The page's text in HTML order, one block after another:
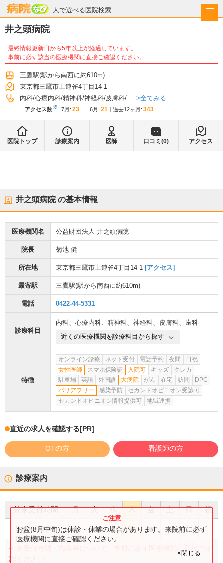
人で選べる医院検索
病院なび
井之頭病院
最終情報更新日から5年以上が経過しています。
事前に必ず該当の医療機関に直接ご確認ください。
三鷹駅(駅から南西に約610m)
東京都三鷹市上連雀4丁目14-1
内科 心療内科 精神科 神経科 皮膚科 ... 全てみる
アクセス数※ 7月 : 23 6月 : 21 過去12ヶ月: 343
医院トップ 診療案内 医師 口コミ(0) アクセス
井之頭病院の基本情報
医療機関名 公益財団法人 井之頭病院
院長 菊池 健
所在地 東京都三鷹市上連雀4丁目14-1 [アクセス]
最寄駅 三鷹駅(駅から南西に約610m)
電話 0422-44-5331
診療科目
内科、 心療内科、 精神科、 神経科、 皮膚科、 歯科
近くの医療機関を診療科目から探す
特徴
オンライン診療 ネット受付 電話予約 夜間
日祝
女性医師
スマホ保険証 入院可 キッズ
クレカ
駐車場
英語 外国語 大病院 がん 在宅 訪問
DPC
バリアフリー
感染予防
セカンドオピニオン受診可
セカンドオピニオン情報提供可
地域連携
直近の求人を確認する[PR]
OTの方 看護師の方
診療案内
外来受付時間 月 火 水 木 金 土 日 祝
9:00〜 11:00 ● ● ● ● ●
外来受付時間・内容等について、事前に必ず医療機関に直接ご確
認ください。
お盆(8月中旬)は休診・休業の場合があります。来院前に必ず
医療機関に直接ご確認ください。
×閉じる